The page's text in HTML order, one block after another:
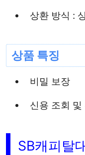
상환 방식 :
상품 특징
비밀 보장
신용 조회
SB캐피탈